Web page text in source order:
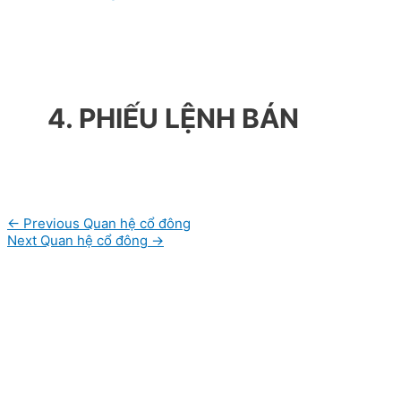
4. PHIẾU LỆNH BÁN
Post
navigation
← Previous Quan hệ cổ đông
Next Quan hệ cổ đông →